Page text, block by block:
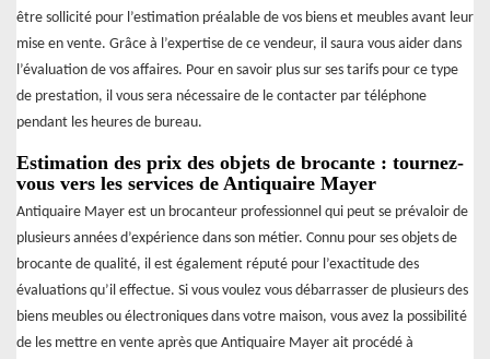
être sollicité pour l’estimation préalable de vos biens et meubles avant leur
mise en vente. Grâce à l’expertise de ce vendeur, il saura vous aider dans
l’évaluation de vos affaires. Pour en savoir plus sur ses tarifs pour ce type
de prestation, il vous sera nécessaire de le contacter par téléphone
pendant les heures de bureau.
Estimation des prix des objets de brocante : tournez-
vous vers les services de Antiquaire Mayer
Antiquaire Mayer est un brocanteur professionnel qui peut se prévaloir de
plusieurs années d’expérience dans son métier. Connu pour ses objets de
brocante de qualité, il est également réputé pour l’exactitude des
évaluations qu’il effectue. Si vous voulez vous débarrasser de plusieurs des
biens meubles ou électroniques dans votre maison, vous avez la possibilité
de les mettre en vente après que Antiquaire Mayer ait procédé à